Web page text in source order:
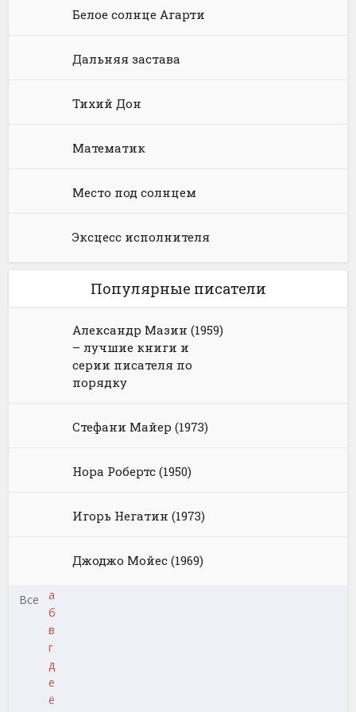
Юмористическое фэнтези
Белое солнце Агарти
Дальняя застава
Тихий Дон
Математик
Место под солнцем
Эксцесс исполнителя
Популярные писатели
Александр Мазин (1959)
– лучшие книги и
серии писателя по
порядку
Стефани Майер (1973)
Нора Робертс (1950)
Игорь Негатин (1973)
Джоджо Мойес (1969)
Все
а
б
в
г
д
е
ё